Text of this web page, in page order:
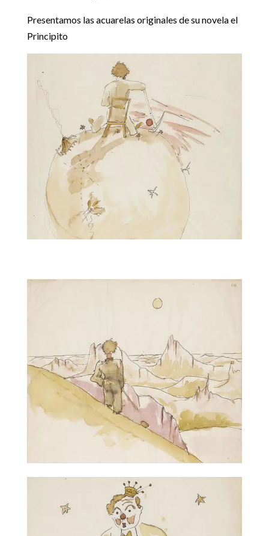
Presentamos las acuarelas originales de su novela el
Principito